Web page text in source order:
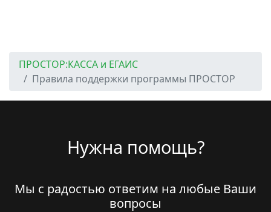
ПРОСТОР:КАССА и ЕГАИС
Правила поддержки программы ПРОСТОР
Нужна помощь?
Мы с радостью ответим на любые Ваши
вопросы